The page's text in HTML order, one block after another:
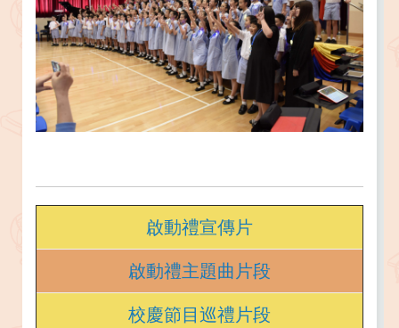
啟動禮宣傳片
啟動禮主題曲片段
校慶節目巡禮片段